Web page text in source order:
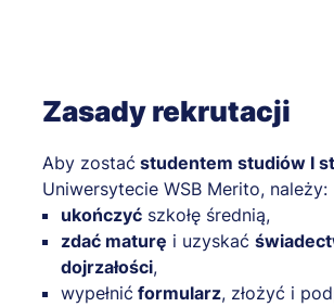
Zasady rekrutacji
Aby zostać studentem studiów I
Uniwersytecie WSB Merito, należy:
ukończyć szkołę średnią,
zdać maturę i uzyskać
dojrzałości,
wypełnić formularz, złożyć i